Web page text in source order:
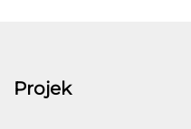
Projek